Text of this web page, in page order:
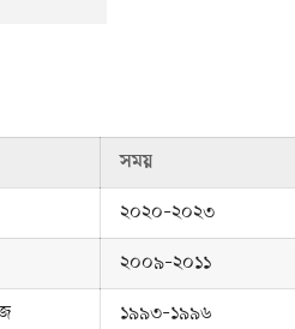
সময়
২০২০–২০২৩
২০০৯–২০১১
১৯৯৩–১৯৯৬